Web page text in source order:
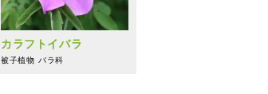
カラフトイバラ
被子植物 バラ科